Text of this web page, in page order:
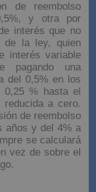
de reembolso
y otra por
interés que no
de la ley, quien
interés variable
pagando una
del 0,5% en los
0,25 % hasta el
a cero.
de reembolso
años y del 4% a
se calculará
vez de sobre el